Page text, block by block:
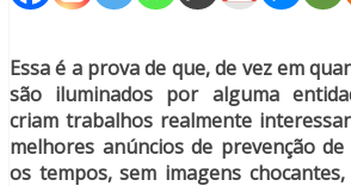
Essa é a prova de que, de vez em
são iluminados por alguma
criam trabalhos realmente
melhores anúncios de prevenção
os tempos, sem imagens chocantes,